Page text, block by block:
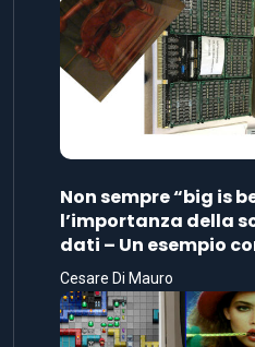
Non sempre “big is
l’importanza della
dati – Un esempio
Cesare Di Mauro